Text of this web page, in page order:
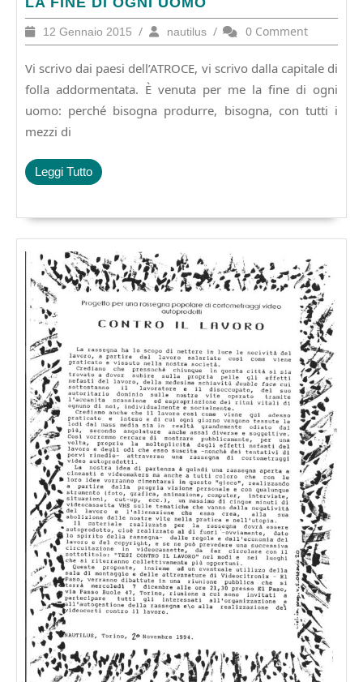
FINE
DI
UOMO
12 Gennaio 2015 12
Gennaio
2015
/ nautilusnautilus
/ 0 Comment
Vi scrivo dai paesi dell’ATROCE, vi scrivo dalla capitale di
folla addormentata. È venuta per me la fine di ogni
uomo: perché bisogna produrre, bisogna, con tutti i
mezzi di
Leggi TuttoLeggi
Tutto